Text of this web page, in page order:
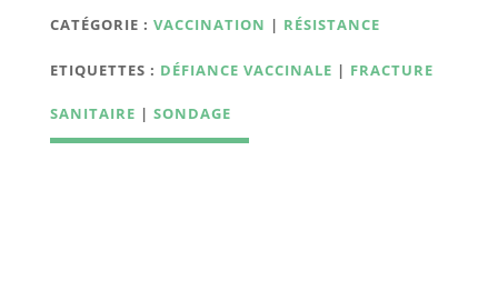
CATÉGORIE : VACCINATION | RÉSISTANCE
ETIQUETTES : DÉFIANCE VACCINALE | FRACTURE
SANITAIRE | SONDAGE